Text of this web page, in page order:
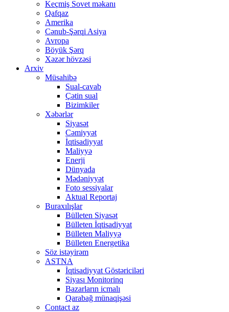
Keçmiş Sovet məkanı
Qafqaz
Amerika
Cənub-Şərqi Asiya
Avropa
Böyük Şərq
Xəzər hövzəsi
Arxiv
Müsahibə
Sual-cavab
Çətin sual
Bizimkiler
Xəbərlər
Siyasət
Cəmiyyət
İqtisadiyyat
Maliyyə
Enerji
Dünyada
Mədəniyyət
Foto sessiyalar
Aktual Reportaj
Buraxılışlar
Bülleten Siyasət
Bülleten İqtisadiyyat
Bülleten Maliyyə
Bülleten Energetika
Söz istəyirəm
ASTNA
İqtisadiyyat Göstəriciləri
Siyası Monitorinq
Bazarların icmalı
Qarabağ münaqişəsi
Contact az